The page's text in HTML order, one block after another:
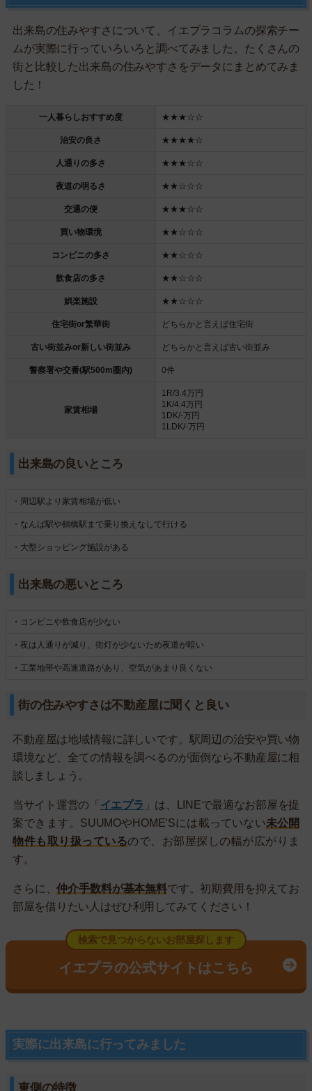
出来島の住みやすさについて、イエプラコラムの探索チー
ムが実際に行っていろいろと調べてみました。たくさんの
街と比較した出来島の住みやすさをデータにまとめてみま
した！
一人暮らしおすすめ度 ★★★☆☆
治安の良さ ★★★★☆
人通りの多さ ★★★☆☆
夜道の明るさ ★★☆☆☆
交通の便 ★★★☆☆
買い物環境 ★★☆☆☆
コンビニの多さ ★★☆☆☆
飲食店の多さ ★★☆☆☆
娯楽施設 ★★☆☆☆
住宅街or繁華街 どちらかと言えば住宅街
古い街並みor新しい街並み どちらかと言えば古い街並み
警察署や交番(駅500m圏内) 0件
家賃相場
1R/3.4万円
1K/4.4万円
1DK/-万円
1LDK/-万円
出来島の良いところ
・周辺駅より家賃相場が低い
・なんば駅や鶴橋駅まで乗り換えなしで行ける
・大型ショッピング施設がある
出来島の悪いところ
・コンビニや飲食店が少ない
・夜は人通りが減り、街灯が少ないため夜道が暗い
・工業地帯や高速道路があり、空気があまり良くない
街の住みやすさは不動産屋に聞くと良い
不動産屋は地域情報に詳しいです。駅周辺の治安や買い物
環境など、全ての情報を調べるのが面倒なら不動産屋に相
談しましょう。
当サイト運営の「 イエプラ 」は、LINEで最適なお部屋を提
案できます。SUUMOやHOME’Sには載っていない未公開
物件も取り扱っているので、お部屋探しの幅が広がりま
す。
さらに、仲介手数料が基本無料です。初期費用を抑えてお
部屋を借りたい人はぜひ利用してみてください！
検索で見つからないお部屋探します
イエプラの公式サイトはこちら
実際に出来島に行ってみました
東側の特徴